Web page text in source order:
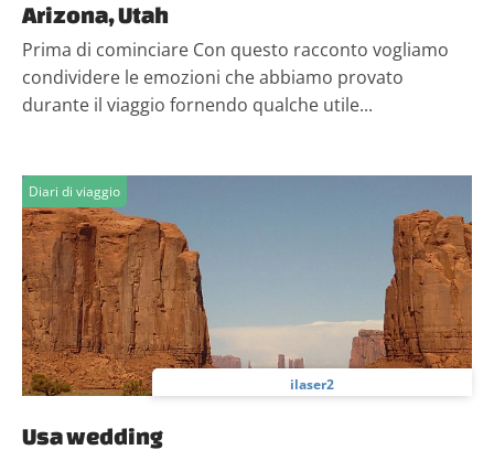
Arizona, Utah
Prima di cominciare Con questo racconto vogliamo
condividere le emozioni che abbiamo provato
durante il viaggio fornendo qualche utile...
Diari di viaggio
ilaser2
Usa wedding